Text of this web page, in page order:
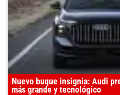
Nuevo buque insignia: Audi
más grande y tecnológico